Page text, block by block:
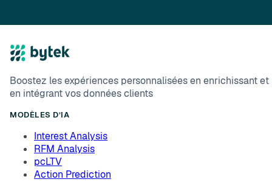
Boostez les expériences personnalisées en enrichissant et
en intégrant vos données clients
MODÈLES D’IA
Interest Analysis
RFM Analysis
pcLTV
Action Prediction